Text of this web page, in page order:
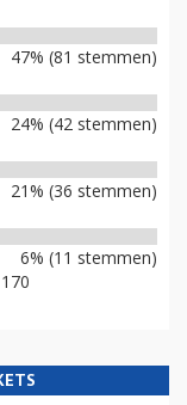
47% (81 stemmen)
24% (42 stemmen)
21% (36 stemmen)
6% (11 stemmen)